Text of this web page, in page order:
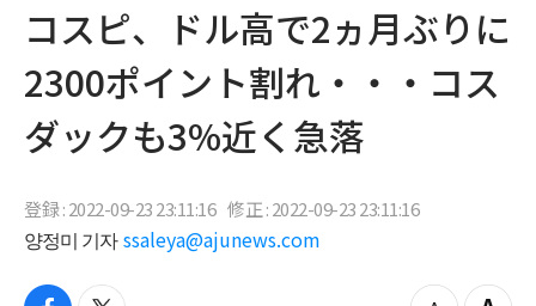
コスピ、ドル高で2ヵ月ぶりに
2300ポイント割れ・・・コス
ダックも3%近く急落
登録 : 2022-09-23 23:11:16 修正 : 2022-09-23 23:11:16
양정미 기자 ssaleya@ajunews.com